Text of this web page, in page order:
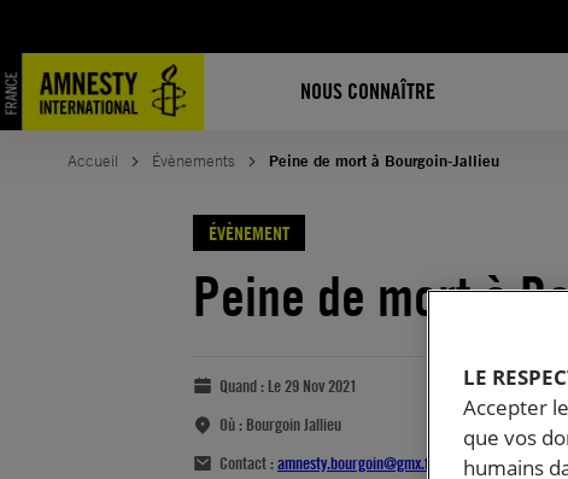
NOUS CONNAÎTRE
Accueil Évènements Peine de mort à Bourgoin-Jallieu
ÉVÈNEMENT
Peine de mort à
Quand : Le 29 Nov 2021
Où : Bourgoin Jallieu
Contact :amnesty.bourgoin@gmx.fr
LE
Accepter
que vos
humains